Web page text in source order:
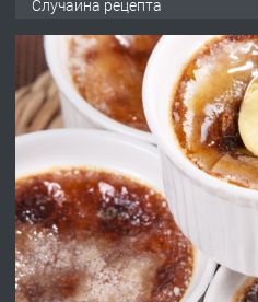
ПРЕДЛАГА Работа
ПРЕДЛАГА
Първи
Войвода"
Случайна рецепта